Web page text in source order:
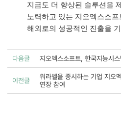
지금도 더 향상된 솔루션을
노력하고 있는 지오멕스소
해외로의 성공적인 진출을
다음글 지오멕스소프트, 한국지능시
이전글
워라벨을 중시하는 기업 지오
연장 참여